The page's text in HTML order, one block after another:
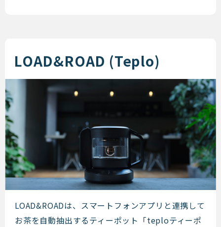
LOAD&ROAD (Teplo)
LOAD&ROAD (Teplo)
LOAD&ROADは、スマートフォンアプリと連携して
お茶を自動抽出するティーポット「teploティーポ